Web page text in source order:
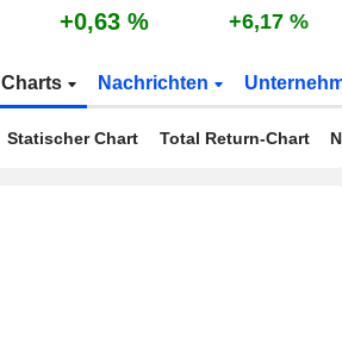
+0,63 % +6,17 %
Charts Nachrichten
Statischer Chart Total Return-Chart